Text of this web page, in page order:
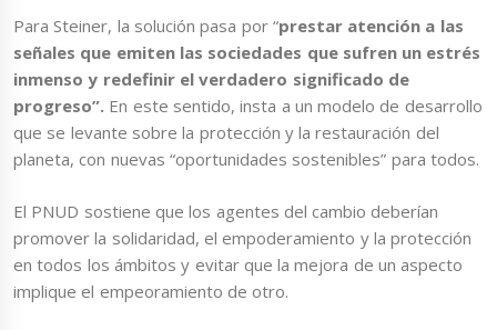
Para Steiner, la solución pasa por “prestar atención a las
señales que emiten las sociedades que sufren un estrés
inmenso y redefinir el verdadero significado de
progreso”. En este sentido, insta a un modelo de desarrollo
que se levante sobre la protección y la restauración del
planeta, con nuevas “oportunidades sostenibles” para todos.
El PNUD sostiene que los agentes del cambio deberían
promover la solidaridad, el empoderamiento y la protección
en todos los ámbitos y evitar que la mejora de un aspecto
implique el empeoramiento de otro.